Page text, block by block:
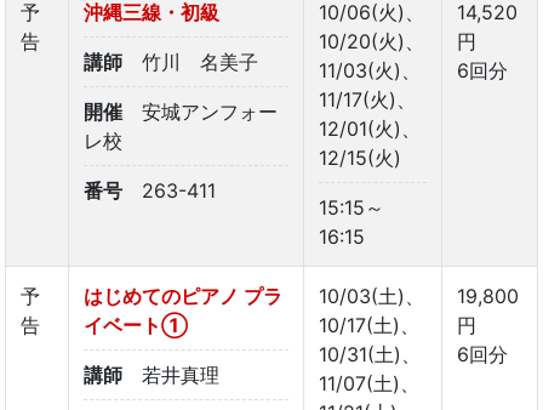
予
告
沖縄三線・初級
講師 竹川 名美子
開催
安城アンフォー
レ校
番号 263-411
10/06(火)、
10/20(火)、
11/03(火)、
11/17(火)、
12/01(火)、
12/15(火)
15:15～
16:15
14,520
円
6回分
予
告
はじめてのピアノ プラ
イベート①
講師 若井真理
10/03(土)、
10/17(土)、
10/31(土)、
11/07(土)、
19,800
円
6回分